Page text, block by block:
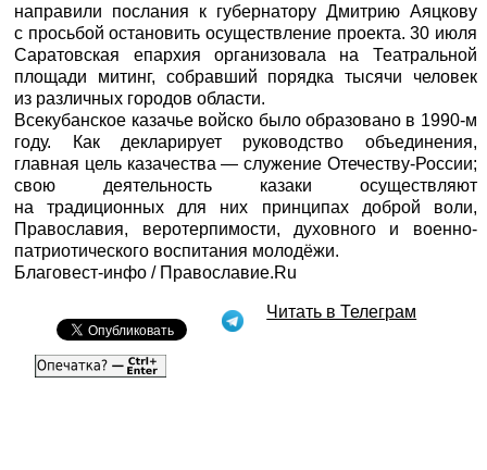
направили послания к губернатору Дмитрию Аяцкову
с просьбой остановить осуществление проекта. 30 июля
Саратовская епархия организовала на Театральной
площади митинг, собравший порядка тысячи человек
из различных городов области.
Всекубанское казачье войско было образовано в 1990-м
году. Как декларирует руководство объединения,
главная цель казачества — служение Отечеству-России;
свою деятельность казаки осуществляют
на традиционных для них принципах доброй воли,
Православия, веротерпимости, духовного и военно-
патриотического воспитания молодёжи.
Благовест-инфо / Православие.Ru
Читать в Телеграм